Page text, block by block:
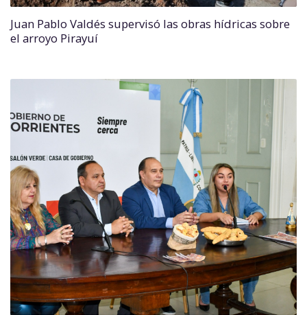
Juan Pablo Valdés supervisó las obras hídricas sobre
el arroyo Pirayuí